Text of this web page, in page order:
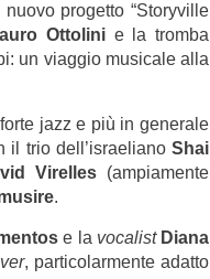
progetto “Storyville
Ottolini e la tromba
un viaggio musicale alla
jazz e più in generale
il trio dell’israeliano Shai
Virelles(ampiamente
.
e la vocalist Diana
, particolarmente adatto